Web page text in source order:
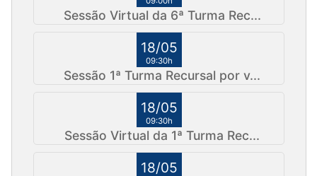
Sessão Virtual da 6ª Turma Rec...
18/05
09:30h
Sessão 1ª Turma Recursal por v...
18/05
09:30h
Sessão Virtual da 1ª Turma Rec...
18/05